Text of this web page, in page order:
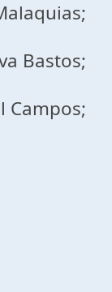
Bastos;
Campos;